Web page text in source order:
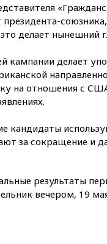
делает нынешний
кампании делает
на отношения с
кандидаты
за сокращение и
результаты
вечером, 19